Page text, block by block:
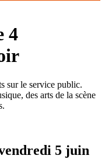
4
sur le service public.
des arts de la scène
5 juin